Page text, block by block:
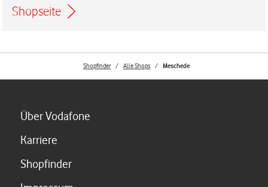
Shopseite
Shopfinder Alle Shops Meschede
Über Vodafone
Karriere
ShopfinderLink öffnet in einem neuen Tab